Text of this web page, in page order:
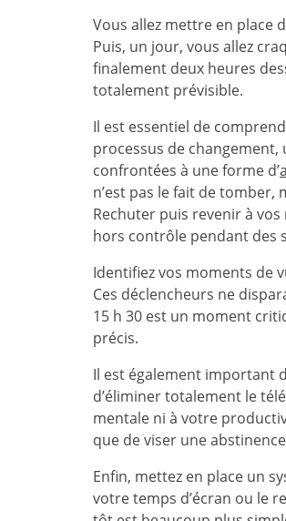
Vous allez mettre en place
Puis, un jour, vous allez
finalement deux heures
totalement prévisible.
Il est essentiel de
processus de changement,
confrontées à une forme d’
n’est pas le fait de tomber,
Rechuter puis revenir à
hors contrôle pendant des
Identifiez vos moments de
Ces déclencheurs ne
15 h 30 est un moment
précis.
Il est également important
d’éliminer totalement le
mentale ni à votre
que de viser une
Enfin, mettez en place un
votre temps d’écran ou le